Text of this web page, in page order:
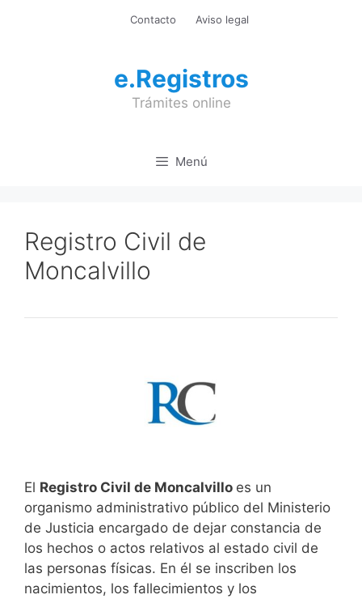
Contacto Aviso legal
e.Registros
Trámites online
Menú
Registro Civil de
Moncalvillo
El Registro Civil de Moncalvillo es un
organismo administrativo público del Ministerio
de Justicia encargado de dejar constancia de
los hechos o actos relativos al estado civil de
las personas físicas. En él se inscriben los
nacimientos, los fallecimientos y los